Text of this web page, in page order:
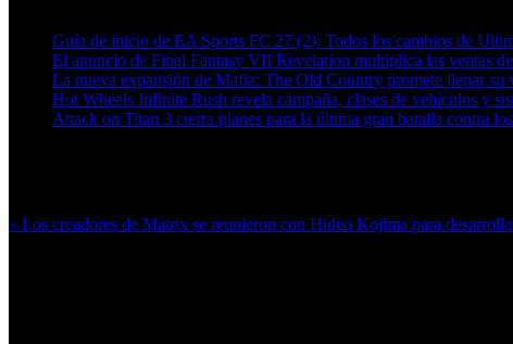
Guía de inicio de EA Sports FC 27 (2): Todos los cambios de
El anuncio de Final Fantasy VII Revelation multiplica las ventas
La nueva expansión de Mafia: The Old Country promete llenar su
Hot Wheels Infinite Rush revela campaña, clases de vehículos y
Attack on Titan 3 cierra planes para la última gran batalla contra
« Los creadores de Matrix se reunieron con Hideo Kojima para